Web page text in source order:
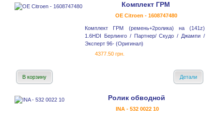
Комплект ГРМ
OE Citroen - 1608747480
Комплект ГРМ (ремень+2ролика) на (141z)
1.6HDI Берлинго / Партнер/ Скудо / Джампи /
Эксперт 96- (Оригинал)
4377.50 грн.
В корзину Детали
Ролик обводной
INA - 532 0022 10